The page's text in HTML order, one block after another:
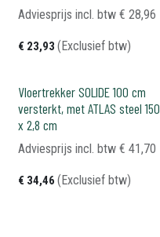
€ 23,93 (Exclusief btw)
Adviesprijs incl. btw € 28,96
Vloertrekker SOLIDE 100 cm
versterkt, met ATLAS steel 150
x 2,8 cm
€ 34,46 (Exclusief btw)
Adviesprijs incl. btw € 41,70